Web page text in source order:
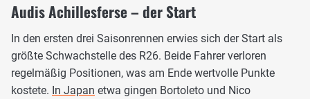
Audis Achillesferse – der Start
In den ersten drei Saisonrennen erwies sich der Start als
größte Schwachstelle des R26. Beide Fahrer verloren
regelmäßig Positionen, was am Ende wertvolle Punkte
kostete. In Japan etwa gingen Bortoleto und Nico